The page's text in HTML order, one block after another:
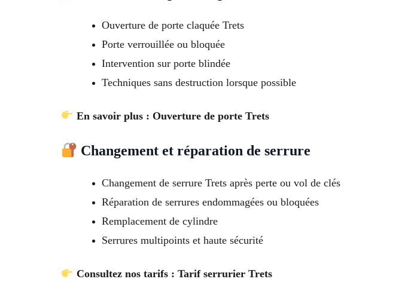
Ouverture de porte claquée Trets
Porte verrouillée ou bloquée
Intervention sur porte blindée
Techniques sans destruction lorsque possible
En savoir plus : Ouverture de porte Trets
Changement et réparation de serrure
Changement de serrure Trets après perte ou vol de clés
Réparation de serrures endommagées ou bloquées
Remplacement de cylindre
Serrures multipoints et haute sécurité
Consultez nos tarifs : Tarif serrurier Trets